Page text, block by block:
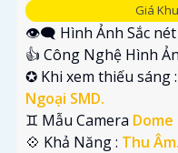
Giá
👁️‍🗨 Hình Ảnh Sắc nét
👍 Công Nghệ Hình
✪ Khi xem thiếu sáng :
Ngoại SMD.
♊ Mẫu Camera Dome
️💠 Khả Năng : Thu Âm.